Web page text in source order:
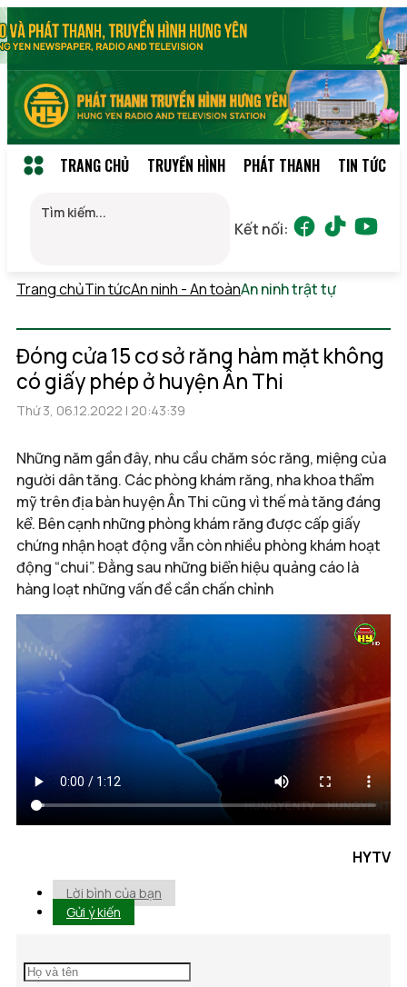
TRANG CHỦ TRUYỀN HÌNH PHÁT THANH TIN TỨC
Kết nối:
Trang chủTin tứcAn ninh - An toànAn ninh trật tự
Đóng cửa 15 cơ sở răng hàm mặt không
có giấy phép ở huyện Ân Thi
Thứ 3, 06.12.2022 | 20:43:39
Những năm gần đây, nhu cầu chăm sóc răng, miệng của
người dân tăng. Các phòng khám răng, nha khoa thẩm
mỹ trên địa bàn huyện Ân Thi cũng vì thế mà tăng đáng
kể. Bên cạnh những phòng khám răng được cấp giấy
chứng nhận hoạt động vẫn còn nhiều phòng khám hoạt
động “chui”. Đằng sau những biển hiệu quảng cáo là
hàng loạt những vấn đề cần chấn chỉnh
HYTV
Lời bình của bạn
Gửi ý kiến